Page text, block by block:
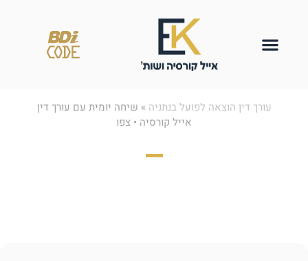
עורך דין הוצאה לפועל בנתניה » שיחה יומית עם עורך דין
אייל קורסיה • צפו